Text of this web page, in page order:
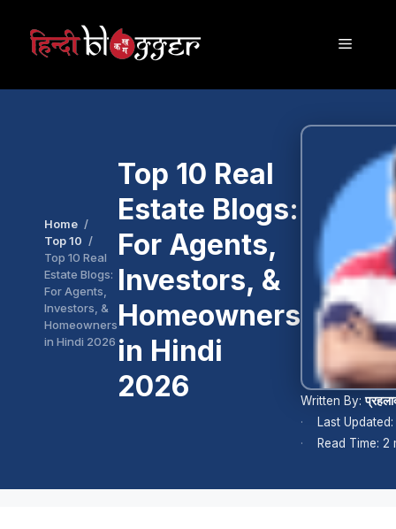
Menu
Home
Top 10
Top 10 Real
Estate Blogs:
For Agents,
Investors, &
Homeowners
in Hindi 2026
Top 10 Real
Estate Blogs:
For Agents,
Investors, &
Homeowners
in Hindi
2026
Written By:
Last
Read Time: 2